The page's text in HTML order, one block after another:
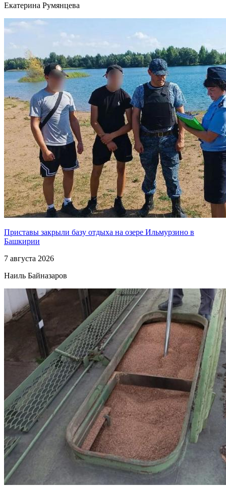
Екатерина Румянцева
Приставы закрыли базу отдыха на озере Ильмурзино в
Башкирии
7 августа 2026
Наиль Байназаров